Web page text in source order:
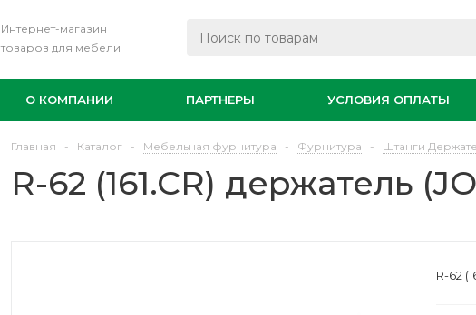
Интернет-магазин
товаров для мебели
О КОМПАНИИ ПАРТНЕРЫ УСЛОВИЯ ОПЛАТЫ
Главная - Каталог - Мебельная фурнитура - Фурнитура - Штанги
R-62 (161.CR) держатель
R-62